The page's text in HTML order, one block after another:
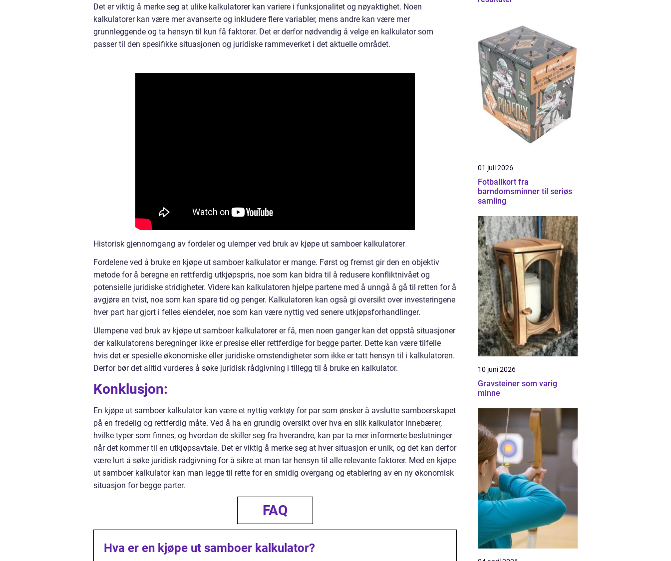
Det er viktig å merke seg at ulike kalkulatorer kan variere i funksjonalitet og nøyaktighet. Noen
kalkulatorer kan være mer avanserte og inkludere flere variabler, mens andre kan være mer
grunnleggende og ta hensyn til kun få faktorer. Det er derfor nødvendig å velge en kalkulator som
passer til den spesifikke situasjonen og juridiske rammeverket i det aktuelle området.
Historisk gjennomgang av fordeler og ulemper ved bruk av kjøpe ut samboer kalkulatorer
Fordelene ved å bruke en kjøpe ut samboer kalkulator er mange. Først og fremst gir den en objektiv
metode for å beregne en rettferdig utkjøpspris, noe som kan bidra til å redusere konfliktnivået og
potensielle juridiske stridigheter. Videre kan kalkulatoren hjelpe partene med å unngå å gå til retten for å
avgjøre en tvist, noe som kan spare tid og penger. Kalkulatoren kan også gi oversikt over investeringene
hver part har gjort i felles eiendeler, noe som kan være nyttig ved senere utkjøpsforhandlinger.
Ulempene ved bruk av kjøpe ut samboer kalkulatorer er få, men noen ganger kan det oppstå situasjoner
der kalkulatorens beregninger ikke er presise eller rettferdige for begge parter. Dette kan være tilfelle
hvis det er spesielle økonomiske eller juridiske omstendigheter som ikke er tatt hensyn til i kalkulatoren.
Derfor bør det alltid vurderes å søke juridisk rådgivning i tillegg til å bruke en kalkulator.
Konklusjon:
En kjøpe ut samboer kalkulator kan være et nyttig verktøy for par som ønsker å avslutte samboerskapet
på en fredelig og rettferdig måte. Ved å ha en grundig oversikt over hva en slik kalkulator innebærer,
hvilke typer som finnes, og hvordan de skiller seg fra hverandre, kan par ta mer informerte beslutninger
når det kommer til en utkjøpsavtale. Det er viktig å merke seg at hver situasjon er unik, og det kan derfor
være lurt å søke juridisk rådgivning for å sikre at man tar hensyn til alle relevante faktorer. Med en kjøpe
ut samboer kalkulator kan man legge til rette for en smidig overgang og etablering av en ny økonomisk
situasjon for begge parter.
FAQ
Hva er en kjøpe ut samboer kalkulator?
01 juli 2026
Fotballkort fra
barndomsminner til seriøs
samling
10 juni 2026
Gravsteiner som varig
minne